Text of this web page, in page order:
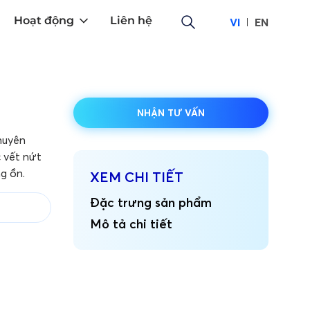
Hoạt động Liên hệ VI EN
vết nứt
ồn.
NHẬN TƯ VẤN
XEM CHI TIẾT
Đặc trưng sản phẩm
Mô tả chi tiết